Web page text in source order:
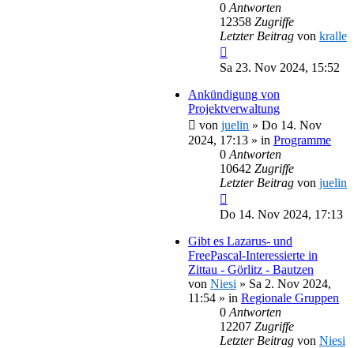
0 Antworten
12358 Zugriffe
Letzter Beitrag von kralle
Sa 23. Nov 2024, 15:52
Ankündigung von
Projektverwaltung
von juelin » Do 14. Nov
2024, 17:13 » in Programme
0 Antworten
10642 Zugriffe
Letzter Beitrag von juelin
Do 14. Nov 2024, 17:13
Gibt es Lazarus- und
FreePascal-Interessierte in
Zittau - Görlitz - Bautzen
von Niesi » Sa 2. Nov 2024,
11:54 » in Regionale Gruppen
0 Antworten
12207 Zugriffe
Letzter Beitrag von Niesi